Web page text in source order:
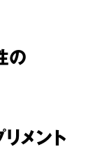
の
メント